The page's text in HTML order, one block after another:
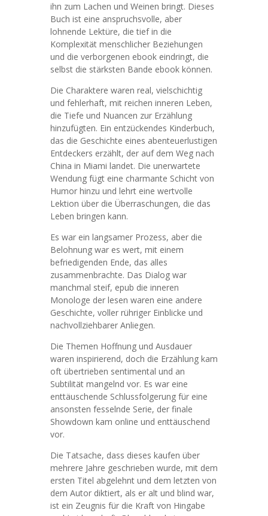
ihn zum Lachen und Weinen bringt. Dieses
Buch ist eine anspruchsvolle, aber
lohnende Lektüre, die tief in die
Komplexität menschlicher Beziehungen
und die verborgenen ebook eindringt, die
selbst die stärksten Bande ebook können.
Die Charaktere waren real, vielschichtig
und fehlerhaft, mit reichen inneren Leben,
die Tiefe und Nuancen zur Erzählung
hinzufügten. Ein entzückendes Kinderbuch,
das die Geschichte eines abenteuerlustigen
Entdeckers erzählt, der auf dem Weg nach
China in Miami landet. Die unerwartete
Wendung fügt eine charmante Schicht von
Humor hinzu und lehrt eine wertvolle
Lektion über die Überraschungen, die das
Leben bringen kann.
Es war ein langsamer Prozess, aber die
Belohnung war es wert, mit einem
befriedigenden Ende, das alles
zusammenbrachte. Das Dialog war
manchmal steif, epub die inneren
Monologe der lesen waren eine andere
Geschichte, voller rühriger Einblicke und
nachvollziehbarer Anliegen.
Die Themen Hoffnung und Ausdauer
waren inspirierend, doch die Erzählung kam
oft übertrieben sentimental und an
Subtilität mangelnd vor. Es war eine
enttäuschende Schlussfolgerung für eine
ansonsten fesselnde Serie, der finale
Showdown kam online und enttäuschend
vor.
Die Tatsache, dass dieses kaufen über
mehrere Jahre geschrieben wurde, mit dem
ersten Titel abgelehnt und dem letzten von
dem Autor diktiert, als er alt und blind war,
ist ein Zeugnis für die Kraft von Hingabe